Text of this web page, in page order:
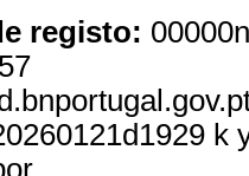
registo:
k